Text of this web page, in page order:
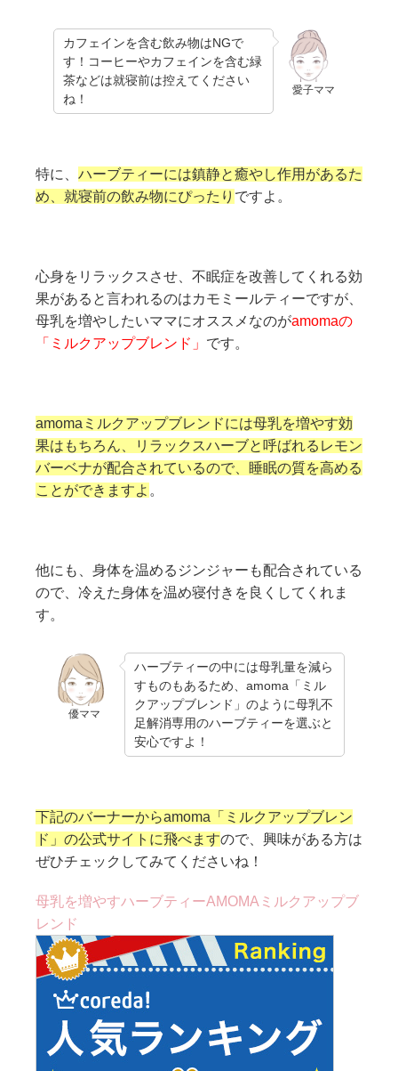
愛子ママ
カフェインを含む飲み物はNGで
す！コーヒーやカフェインを含む緑
茶などは就寝前は控えてください
ね！
特に、 ハーブティーには鎮静と癒やし作用があるた
め、就寝前の飲み物にぴったり ですよ。
心身をリラックスさせ、不眠症を改善してくれる効
果があると言われるのはカモミールティーですが、
母乳を増やしたいママにオススメなのがamomaの
「ミルクアップブレンド」 です。
amomaミルクアップブレンドには母乳を増やす効
果はもちろん、リラックスハーブと呼ばれるレモン
バーベナが配合されているので、睡眠の質を高める
ことができますよ 。
他にも、身体を温めるジンジャーも配合されている
ので、冷えた身体を温め寝付きを良くしてくれま
す。
優ママ
ハーブティーの中には母乳量を減ら
すものもあるため、amoma「ミル
クアップブレンド」のように母乳不
足解消専用のハーブティーを選ぶと
安心ですよ！
下記のバーナーからamoma「ミルクアップブレン
ド」の公式サイトに飛べますので、興味がある方は
ぜひチェックしてみてくださいね！
母乳を増やすハーブティーAMOMAミルクアップブ
レンド